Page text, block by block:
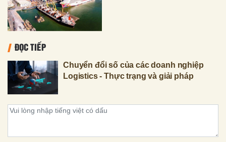
ĐỌC TIẾP
Chuyển đổi số của các doanh nghiệp
Logistics - Thực trạng và giải pháp